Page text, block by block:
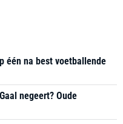
één na best voetballende
negeert? Oude